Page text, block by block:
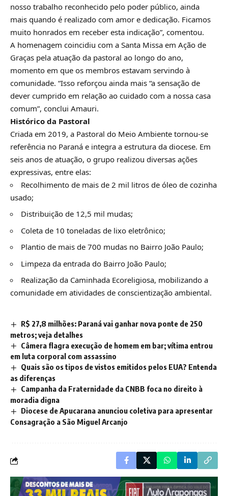
nosso trabalho reconhecido pelo poder público, ainda
mais quando é realizado com amor e dedicação. Ficamos
muito honrados em receber esta indicação”, comentou.
A homenagem coincidiu com a Santa Missa em Ação de
Graças pela atuação da pastoral ao longo do ano,
momento em que os membros estavam servindo à
comunidade. “Isso reforçou ainda mais “a sensação de
dever cumprido em relação ao cuidado com a nossa casa
comum”, conclui Amauri.
Histórico da Pastoral
Criada em 2019, a Pastoral do Meio Ambiente tornou-se
referência no Paraná e integra a estrutura da diocese. Em
seis anos de atuação, o grupo realizou diversas ações
expressivas, entre elas:
Recolhimento de mais de 2 mil litros de óleo de cozinha
usado;
Distribuição de 12,5 mil mudas;
Coleta de 10 toneladas de lixo eletrônico;
Plantio de mais de 700 mudas no Bairro João Paulo;
Limpeza da entrada do Bairro João Paulo;
Realização da Caminhada Ecoreligiosa, mobilizando a
comunidade em atividades de conscientização ambiental.
R$ 27,8 milhões: Paraná vai ganhar nova ponte de 250
metros; veja detalhes
Câmera flagra execução de homem em bar; vítima entrou
em luta corporal com assassino
Quais são os tipos de vistos emitidos pelos EUA? Entenda
as diferenças
Campanha da Fraternidade da CNBB foca no direito à
moradia digna
Diocese de Apucarana anunciou coletiva para apresentar
Consagração a São Miguel Arcanjo